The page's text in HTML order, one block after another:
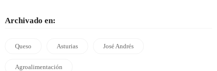
Archivado en:
Queso Asturias José Andrés
Agroalimentación